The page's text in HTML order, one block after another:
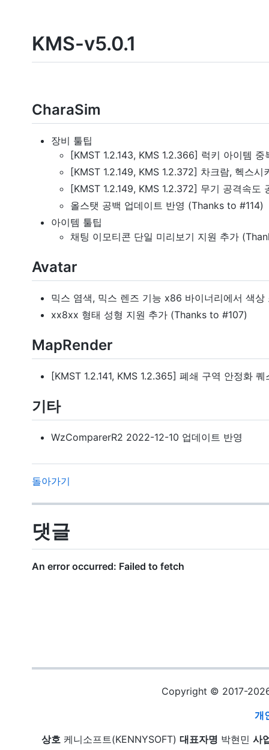
KMS-v5.0.1
CharaSim
장비 툴팁
[KMST 1.2.143, KMS 1.2.366] 럭키 아이템
[KMST 1.2.149, KMS 1.2.372] 차크람, 헥스시
[KMST 1.2.149, KMS 1.2.372] 무기 공격속
올스탯 공백 업데이트 반영 (Thanks to #114)
아이템 툴팁
채팅 이모티콘 단일 미리보기 지원 추가
Avatar
믹스 염색, 믹스 렌즈 기능 x86 바이너리에서 색
xx8xx 형태 성형 지원 추가 (Thanks to #107)
MapRender
[KMST 1.2.141, KMS 1.2.365] 폐쇄 구역 안정화
기타
WzComparerR2 2022-12-10 업데이트 반영
돌아가기
댓글
Copyright © 2017-
개
상호 케니소프트(KENNYSOFT) 대표자명 박현민 사